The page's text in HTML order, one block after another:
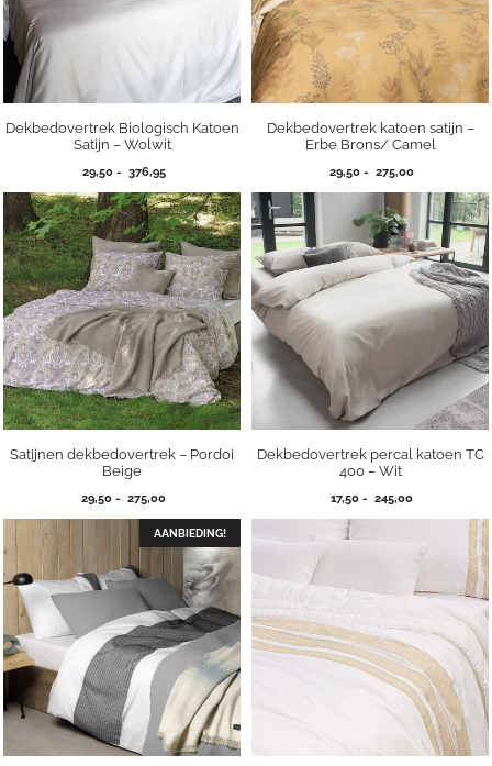
Dekbedovertrek Biologisch Katoen
Satijn – Wolwit
29,50 - 376,95Prijsklasse:
tot
376,95
Dekbedovertrek katoen satijn –
Erbe Brons/ Camel
29,50 - 275,00Prijsklasse:
tot
275,00
Satijnen dekbedovertrek – Pordoi
Beige
29,50 - 275,00Prijsklasse:
tot
275,00
Dekbedovertrek percal katoen TC
400 – Wit
17,50 - 245,00Prijsklasse:
245,00
AANBIEDING!